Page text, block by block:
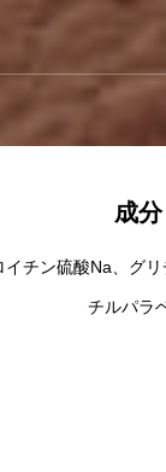
成分
チン硫酸Na、グ
チルパラ